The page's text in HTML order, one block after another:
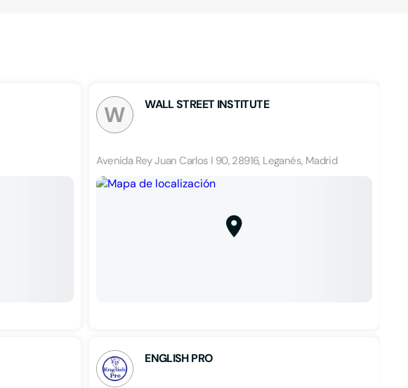
W WALL STREET INSTITUTE
Avenida Rey Juan Carlos I 90, 28916, Leganés, Madrid
ENGLISH PRO